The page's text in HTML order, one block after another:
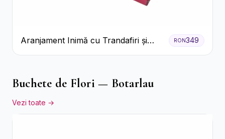
Aranjament Inimă cu Trandafiri și
Praline Ferrero
RON349
Buchete de Flori — Botarlau
Vezi toate →